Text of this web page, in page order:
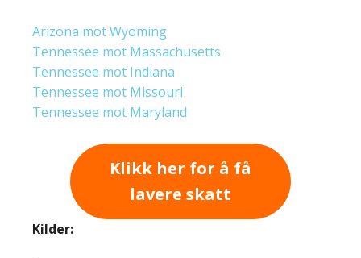
Arizona mot Wyoming
Tennessee mot Massachusetts
Tennessee mot Indiana
Tennessee mot Missouri
Tennessee mot Maryland
Klikk her for å få
lavere skatt
Kilder: